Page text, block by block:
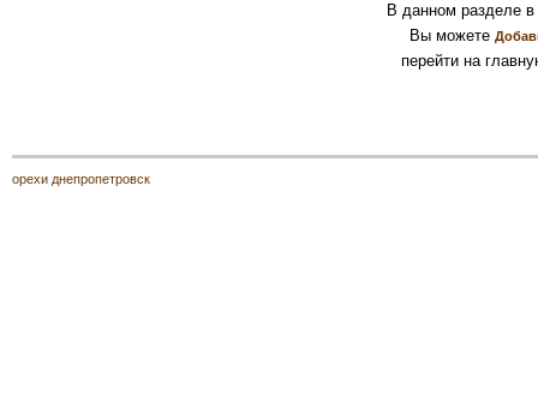
В данном разделе
Вы можете
перейти на
орехи днепропетровск